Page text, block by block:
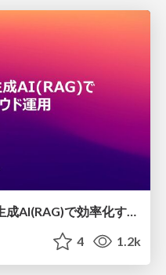
4 1.2k